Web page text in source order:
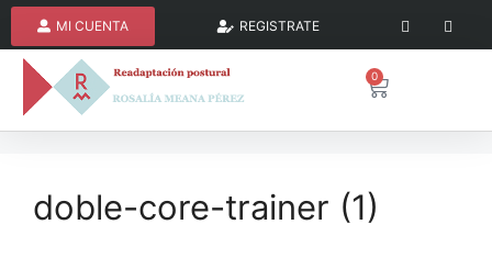
MI CUENTA REGISTRATE
0
doble-core-trainer (1)